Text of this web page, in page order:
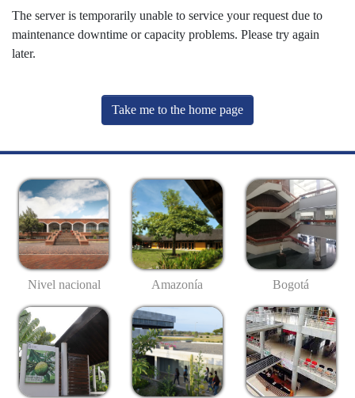
The server is temporarily unable to service your request due to
maintenance downtime or capacity problems. Please try again
later.
Take me to the home page
Nivel nacional Amazonía Bogotá